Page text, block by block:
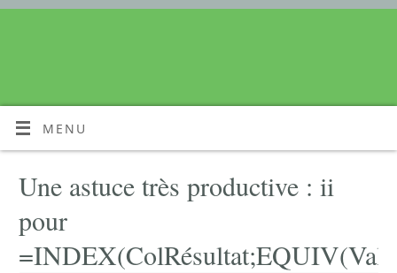
MENU
Une astuce très productive : ii
pour